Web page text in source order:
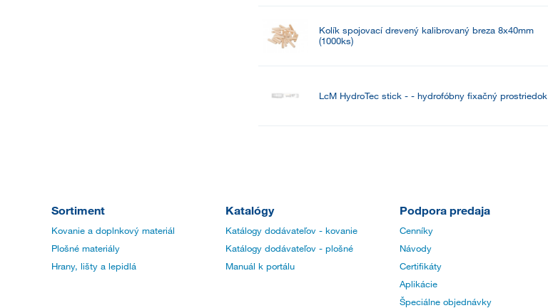
Kolík spojovací drevený kalibrovaný breza 8x40mm
(1000ks)
LcM HydroTec stick - - hydrofóbny fixačný prostriedok
Sortiment
Kovanie a doplnkový materiál
Plošné materiály
Hrany, lišty a lepidlá
Katalógy
Katálogy dodávateľov - kovanie
Katálogy dodávateľov - plošné
Manuál k portálu
Podpora predaja
Cenníky
Návody
Certifikáty
Aplikácie
Špeciálne objednávky